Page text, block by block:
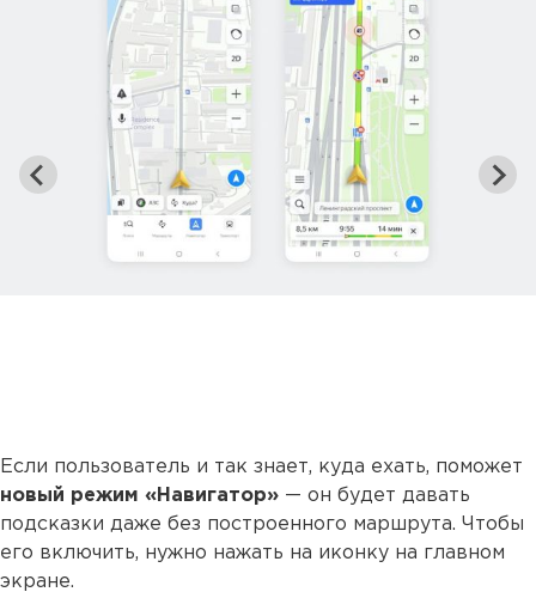
Если пользователь и так знает, куда ехать, поможет
новый режим «Навигатор» — он будет давать
подсказки даже без построенного маршрута. Чтобы
его включить, нужно нажать на иконку на главном
экране.